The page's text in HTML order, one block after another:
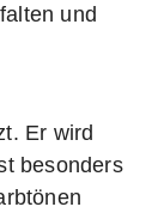
und
Er wird
besonders